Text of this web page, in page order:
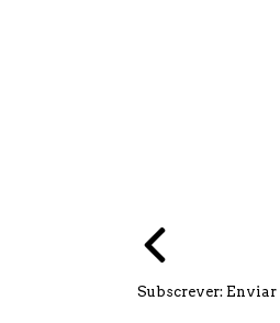
Subscrever: Enviar